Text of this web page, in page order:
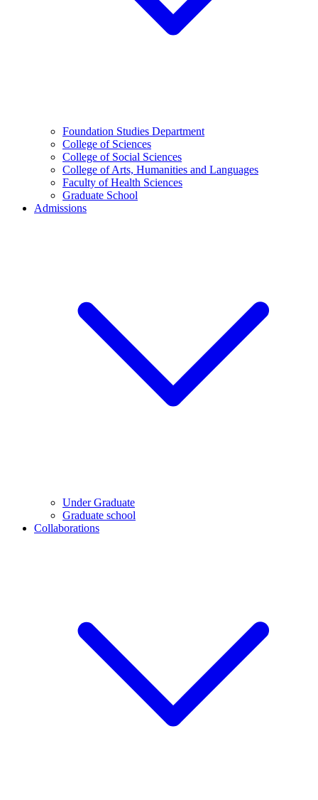
Foundation Studies Department
College of Sciences
College of Social Sciences
College of Arts, Humanities and Languages
Faculty of Health Sciences
Graduate School
Admissions
Under Graduate
Graduate school
Collaborations